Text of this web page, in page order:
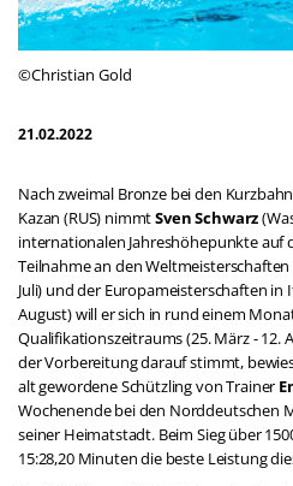
©Christian Gold
21.02.2022
Nach zweimal Bronze bei den
Kazan (RUS) nimmtSven Schwarz
internationalen Jahreshöhepunkte auf
Teilnahme an den Weltmeisterschaften
Juli) und der Europameisterschaften in
August) will er sich in rund einem
Qualifikationszeitraums (25. März - 12.
der Vorbereitung darauf stimmt,
alt gewordene Schützling von Trainer
Wochenende bei den Norddeutschen
seiner Heimatstadt. Beim Sieg über
15:28,20 Minuten die beste Leistung